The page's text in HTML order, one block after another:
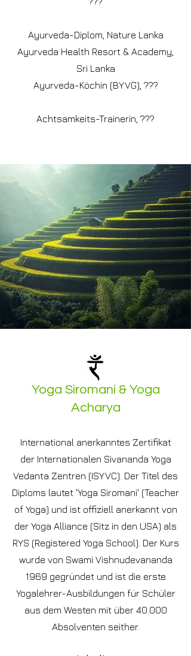
Ayurveda-Diplom, Nature Lanka
Ayurveda Health Resort & Academy,
Sri Lanka
Ayurveda-Köchin (BYVG), ???
Achtsamkeits-Trainerin, ???
Yoga Siromani & Yoga
Acharya
International anerkanntes Zertifikat
der Internationalen Sivananda Yoga
Vedanta Zentren (ISYVC). Der Titel des
Diploms lautet 'Yoga Siromani' (Teacher
of Yoga) und ist offiziell anerkannt von
der Yoga Alliance (Sitz in den USA) als
RYS (Registered Yoga School). Der Kurs
wurde von Swami Vishnudevananda
1969 gegründet und ist die erste
Yogalehrer-Ausbildungen für Schüler
aus dem Westen mit über 40.000
Absolventen seither.